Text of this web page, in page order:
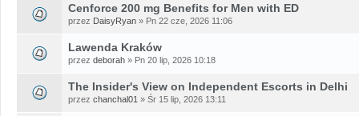
Cenforce 200 mg Benefits for Men with ED
przez DaisyRyan » Pn 22 cze, 2026 11:06
Lawenda Kraków
przez deborah » Pn 20 lip, 2026 10:18
The Insider's View on Independent Escorts in Delhi
przez chanchal01 » Śr 15 lip, 2026 13:11